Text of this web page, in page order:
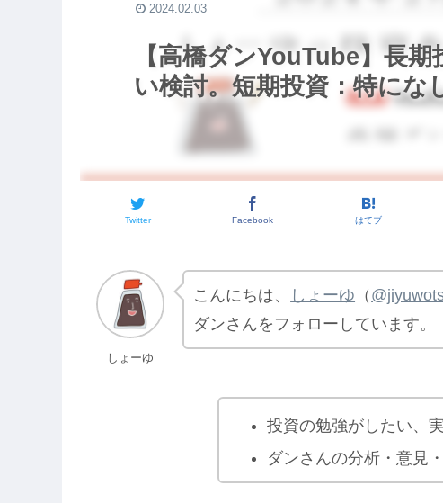
【高橋ダンYouTube】長
い検討。短期投資：特にな
Twitter Facebook はてブ
2024.02.03
しょーゆ
こんにちは、 しょーゆ （
ダンさんをフォローしています。
投資の勉強がしたい、
ダンさんの分析・意見